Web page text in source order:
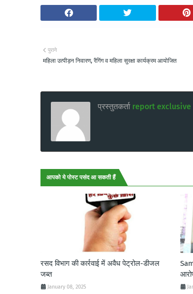
पुराने
महिला उत्पीड़न निवारण, रैगिंग व महिला सुरक्षा कार्यक्रम आयोजित
प्रस्तुतकर्ता report exclusive
आपको ये पोस्ट पसंद आ सकती हैं
रसद विभाग की कार्रवाई में अवैध पेट्रोल-डीजल
जब्त
January 08, 2025